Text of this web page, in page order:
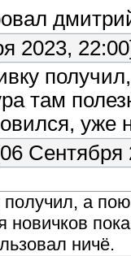
2023,
там
уже
Сентября
а
новичков
ничё.